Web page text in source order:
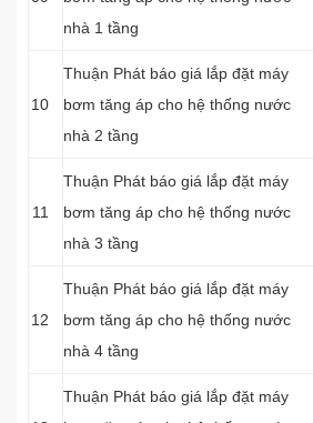
nhà 1 tầng
10
Thuận Phát báo giá lắp đặt máy
bơm tăng áp cho hệ thống nước
nhà 2 tầng
11
Thuận Phát báo giá lắp đặt máy
bơm tăng áp cho hệ thống nước
nhà 3 tầng
12
Thuận Phát báo giá lắp đặt máy
bơm tăng áp cho hệ thống nước
nhà 4 tầng
Thuận Phát báo giá lắp đặt máy